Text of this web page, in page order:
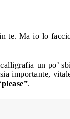
te. Ma io lo
un po’
importante,
.